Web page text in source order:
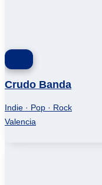
Crudo Banda
Indie · Pop · Rock
Valencia